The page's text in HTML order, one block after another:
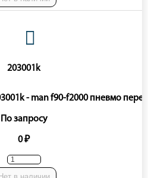
203001k
- man f90-f2000 пневмо перед
По запросу
0 ₽
в наличии